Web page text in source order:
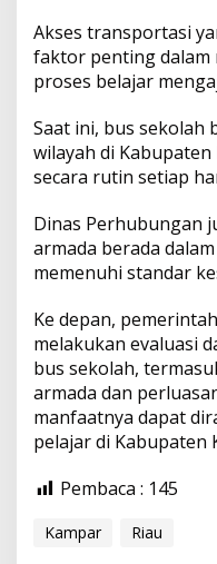
Akses transportasi
faktor penting dalam
proses belajar
Saat ini, bus sekolah
wilayah di
secara rutin setiap
Dinas Perhubungan
armada berada
memenuhi standar
Ke depan,
melakukan evaluasi
bus sekolah,
armada dan
manfaatnya dapat
pelajar di Kabupaten
Pembaca : 145
Kampar Riau